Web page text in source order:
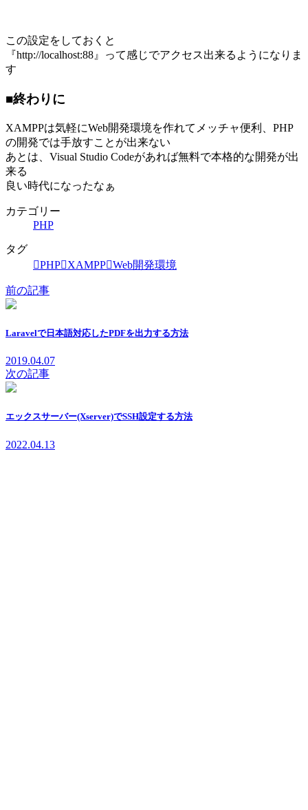
この設定をしておくと
『http://localhost:88』って感じでアクセス出来るようになりま
す
■終わりに
XAMPPは気軽にWeb開発環境を作れてメッチャ便利、PHP
の開発では手放すことが出来ない
あとは、Visual Studio Codeがあれば無料で本格的な開発が出
来る
良い時代になったなぁ
カテゴリー
PHP
タグ
PHP
XAMPP Web開発環境
前の記事
Laravelで日本語対応したPDFを出力する方法
2019.04.07
次の記事
エックスサーバー(Xserver)でSSH設定する方法
2022.04.13